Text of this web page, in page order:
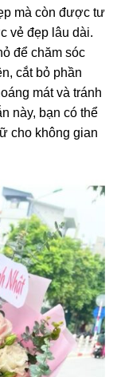
mà còn được tư
vẻ đẹp lâu dài.
để chăm sóc
cắt bỏ phần
mát và tránh
này, bạn có thể
cho không gian